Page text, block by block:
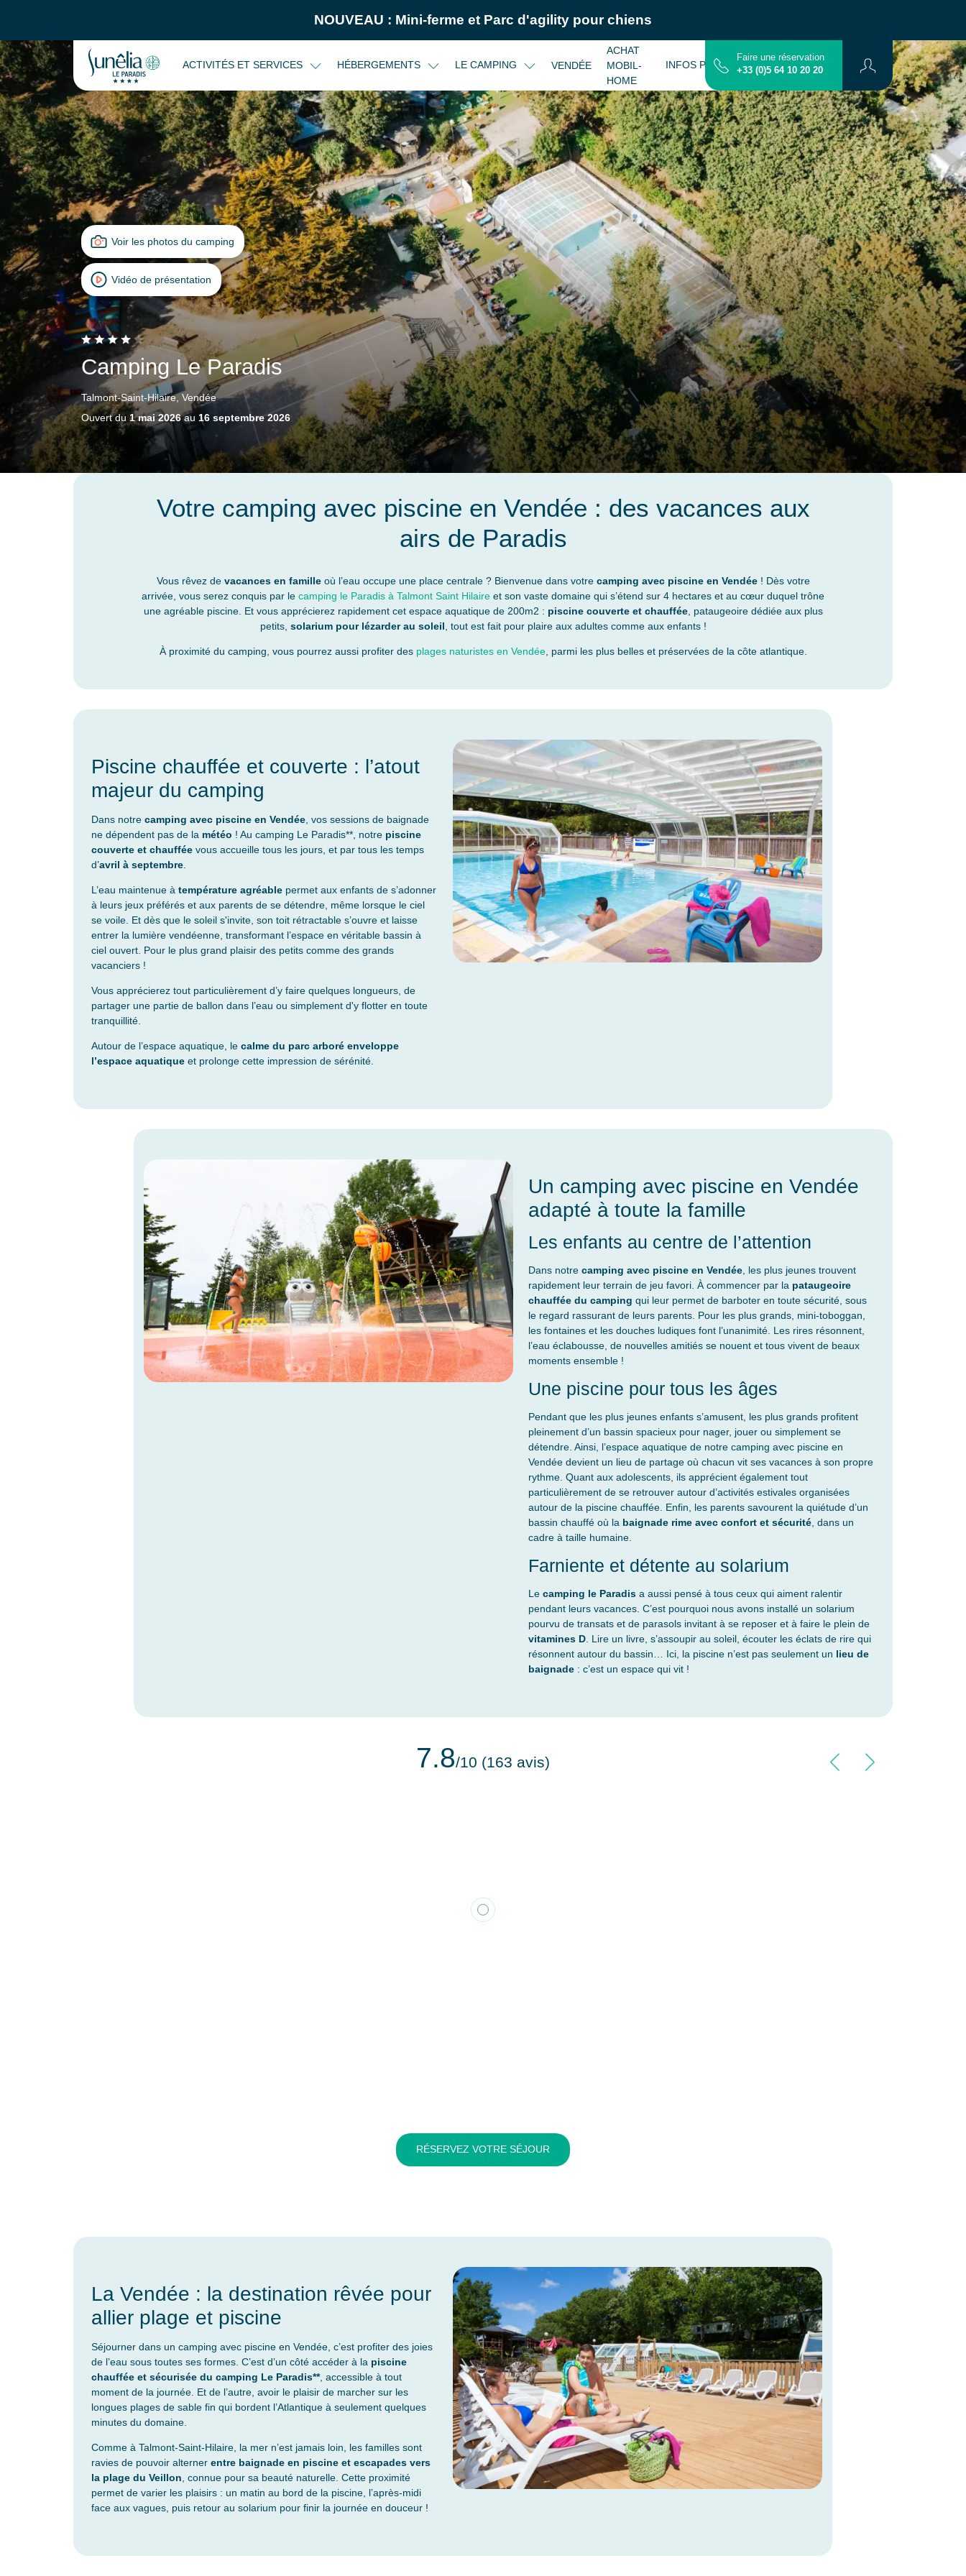
NOUVEAU : Mini-ferme et Parc d'agility pour chiens
ACTIVITÉS ET SERVICES HÉBERGEMENTS LE CAMPING VENDÉE
ACHAT
MOBIL-
HOME
INFOS PRATIQUES CONTACT PLAN
Faire une réservation
+33 (0)5 64 10 20 20
Voir les photos du camping
Vidéo de présentation
Camping Le Paradis
Talmont-Saint-Hilaire, Vendée
Ouvert du1 mai 2026au 16 septembre 2026
Votre camping avec piscine en Vendée : des vacances aux
airs de Paradis
Vous rêvez de vacances en familleoù l’eau occupe une place centrale ? Bienvenue dans votre camping avec piscine en Vendée! Dès votre
arrivée, vous serez conquis par le camping le Paradis à Talmont Saint Hilaire et son vaste domaine qui s’étend sur 4 hectares et au cœur duquel trône
une agréable piscine. Et vous apprécierez rapidement cet espace aquatique de 200m2 : piscine couverte et chauffée, pataugeoire dédiée aux plus
petits, solarium pour lézarder au soleil , tout est fait pour plaire aux adultes comme aux enfants !
À proximité du camping, vous pourrez aussi profiter des plages naturistes en Vendée, parmi les plus belles et préservées de la côte atlantique.
Piscine chauffée et couverte : l’atout
majeur du camping
Dans notre camping avec piscine en Vendée, vos sessions de baignade
ne dépendent pas de la météo ! Au camping Le Paradis**, notre piscine
couverte et chaufféevous accueille tous les jours, et par tous les temps
d’avril à septembre.
L’eau maintenue à température agréablepermet aux enfants de s’adonner
à leurs jeux préférés et aux parents de se détendre, même lorsque le ciel
se voile. Et dès que le soleil s'invite, son toit rétractable s’ouvre et laisse
entrer la lumière vendéenne, transformant l’espace en véritable bassin à
ciel ouvert. Pour le plus grand plaisir des petits comme des grands
vacanciers !
Vous apprécierez tout particulièrement d’y faire quelques longueurs, de
partager une partie de ballon dans l’eau ou simplement d'y flotter en toute
tranquillité.
Autour de l’espace aquatique, le calme du parc arboré enveloppe
l’espace aquatiqueet prolonge cette impression de sérénité.
Un camping avec piscine en Vendée
adapté à toute la famille
Les enfants au centre de l’attention
Dans notre camping avec piscine en Vendée , les plus jeunes trouvent
rapidement leur terrain de jeu favori. À commencer par la pataugeoire
chauffée du camping qui leur permet de barboter en toute sécurité, sous
le regard rassurant de leurs parents. Pour les plus grands, mini-toboggan,
les fontaines et les douches ludiques font l’unanimité. Les rires résonnent,
l’eau éclabousse, de nouvelles amitiés se nouent et tous vivent de beaux
moments ensemble !
Une piscine pour tous les âges
Pendant que les plus jeunes enfants s’amusent, les plus grands profitent
pleinement d’un bassin spacieux pour nager, jouer ou simplement se
détendre. Ainsi, l’espace aquatique de notre camping avec piscine en
Vendée devient un lieu de partage où chacun vit ses vacances à son propre
rythme. Quant aux adolescents, ils apprécient également tout
particulièrement de se retrouver autour d’activités estivales organisées
autour de la piscine chauffée. Enfin, les parents savourent la quiétude d’un
bassin chauffé où la baignade rime avec confort et sécurité , dans un
cadre à taille humaine.
Farniente et détente au solarium
Le camping le Paradis a aussi pensé à tous ceux qui aiment ralentir
pendant leurs vacances. C’est pourquoi nous avons installé un solarium
pourvu de transats et de parasols invitant à se reposer et à faire le plein de
vitamines D . Lire un livre, s’assoupir au soleil, écouter les éclats de rire qui
résonnent autour du bassin… Ici, la piscine n’est pas seulement un lieu de
baignade : c’est un espace qui vit !
7.8/10 (163 avis)
RÉSERVEZ VOTRE SÉJOUR
La Vendée : la destination rêvée pour
allier plage et piscine
Séjourner dans un camping avec piscine en Vendée, c’est profiter des joies
de l’eau sous toutes ses formes. C’est d’un côté accéder à la piscine
chauffée et sécurisée du camping Le Paradis**, accessible à tout
moment de la journée. Et de l’autre, avoir le plaisir de marcher sur les
longues plages de sable fin qui bordent l’Atlantique à seulement quelques
minutes du domaine.
Comme à Talmont-Saint-Hilaire, la mer n’est jamais loin, les familles sont
ravies de pouvoir alterner entre baignade en piscine et escapades vers
la plage du Veillon , connue pour sa beauté naturelle. Cette proximité
permet de varier les plaisirs : un matin au bord de la piscine, l’après-midi
face aux vagues, puis retour au solarium pour finir la journée en douceur !